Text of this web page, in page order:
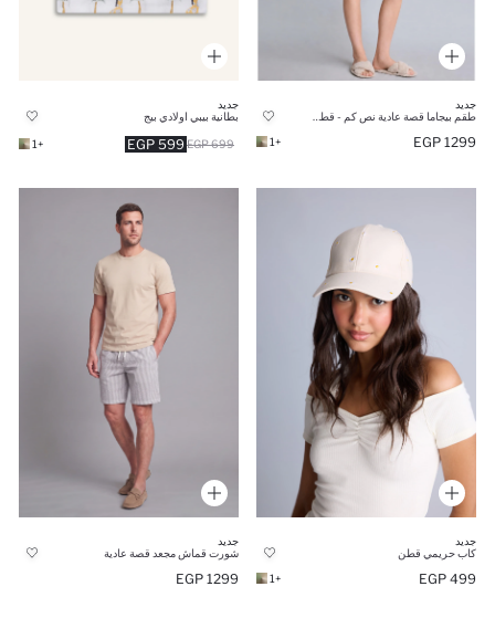
جديد
1299 EGP
+1
جديد
بطانية بيبي اولادي بيج
599 EGP 699 EGP
+1
جديد
كاب حريمي قطن
499 EGP
+1
جديد
شورت قماش مجعد قصة عادية
1299 EGP